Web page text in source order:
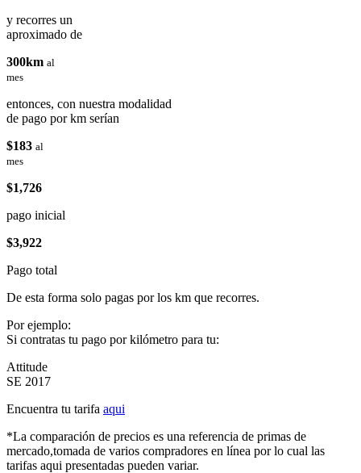
y recorres un
aproximado de
300km al
mes
entonces, con nuestra modalidad
de pago por km serían
$183 al
mes
$1,726
pago inicial
$3,922
Pago total
De esta forma solo pagas por los km que recorres.
Por ejemplo:
Si contratas tu pago por kilómetro para tu:
Attitude
SE 2017
Encuentra tu tarifa aqui
*La comparación de precios es una referencia de primas de
mercado,tomada de varios compradores en línea por lo cual las
tarifas aqui presentadas pueden variar.